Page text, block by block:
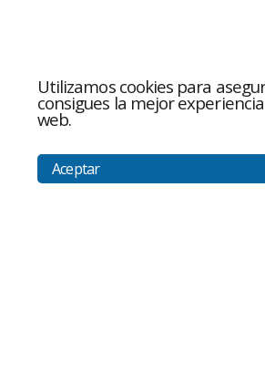
Utilizamos cookies para
consigues la mejor
web.
Aceptar